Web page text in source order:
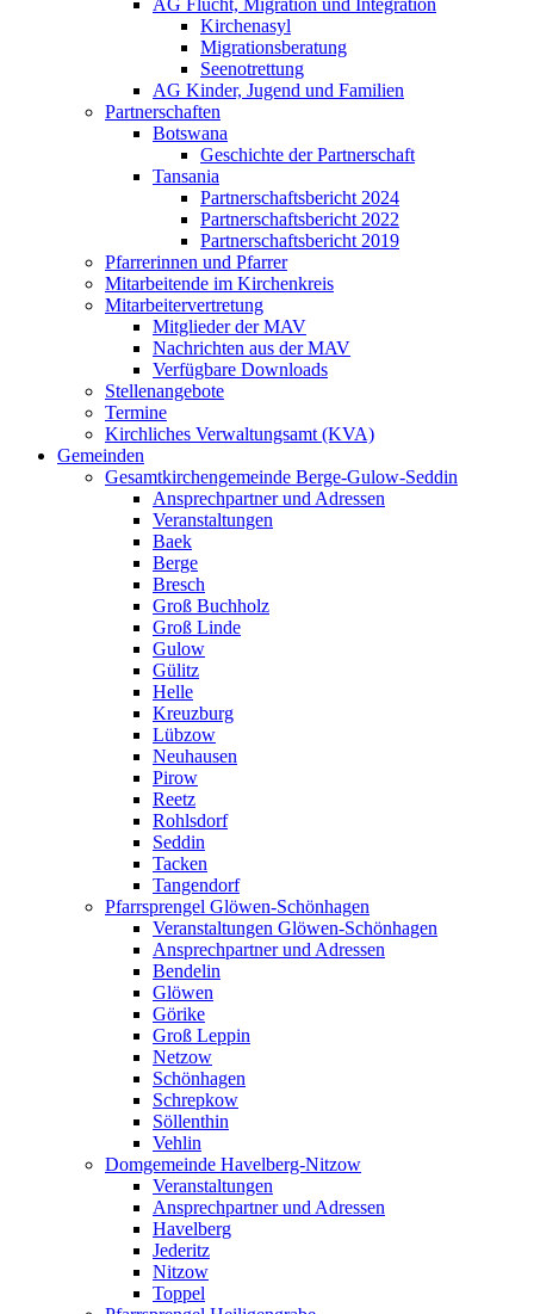
Kirchenasyl
Migrationsberatung
Seenotrettung
AG Kinder, Jugend und Familien
Partnerschaften
Botswana
Geschichte der Partnerschaft
Tansania
Partnerschaftsbericht 2024
Partnerschaftsbericht 2022
Partnerschaftsbericht 2019
Pfarrerinnen und Pfarrer
Mitarbeitende im Kirchenkreis
Mitarbeitervertretung
Mitglieder der MAV
Nachrichten aus der MAV
Verfügbare Downloads
Stellenangebote
Termine
Kirchliches Verwaltungsamt (KVA)
Gemeinden
Gesamtkirchengemeinde Berge-Gulow-Seddin
Ansprechpartner und Adressen
Veranstaltungen
Baek
Berge
Bresch
Groß Buchholz
Groß Linde
Gulow
Gülitz
Helle
Kreuzburg
Lübzow
Neuhausen
Pirow
Reetz
Rohlsdorf
Seddin
Tacken
Tangendorf
Pfarrsprengel Glöwen-Schönhagen
Veranstaltungen Glöwen-Schönhagen
Ansprechpartner und Adressen
Bendelin
Glöwen
Görike
Groß Leppin
Netzow
Schönhagen
Schrepkow
Söllenthin
Vehlin
Domgemeinde Havelberg-Nitzow
Veranstaltungen
Ansprechpartner und Adressen
Havelberg
Jederitz
Nitzow
Toppel